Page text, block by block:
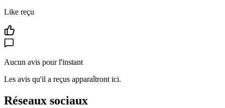
Like reçu
Aucun avis pour l'instant
Les avis qu'il a reçus apparaîtront ici.
Réseaux sociaux